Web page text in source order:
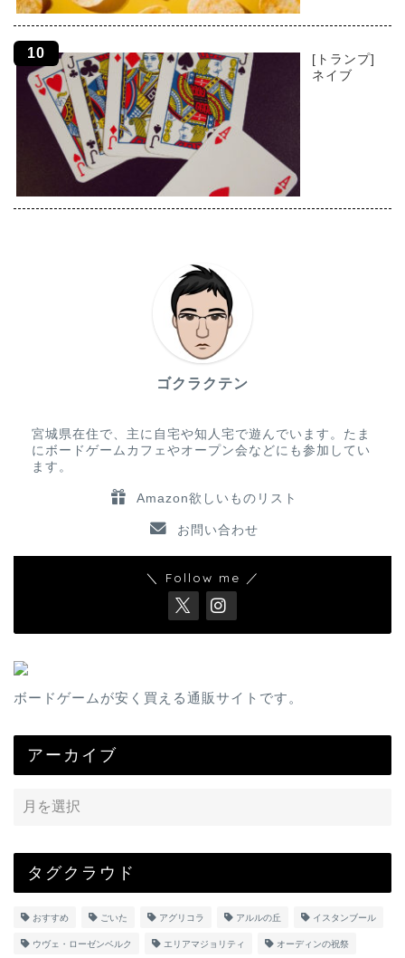
[トランプ]
ネイブ
ゴクラクテン
宮城県在住で、主に自宅や知人宅で遊んでいます。たま
にボードゲームカフェやオープン会などにも参加してい
ます。
Amazon欲しいものリスト
お問い合わせ
＼ Follow me ／
ボードゲームが安く買える通販サイトです。
アーカイブ
タグクラウド
おすすめ ごいた アグリコラ アルルの丘 イスタンブール
ウヴェ・ローゼンベルク エリアマジョリティ オーディンの祝祭